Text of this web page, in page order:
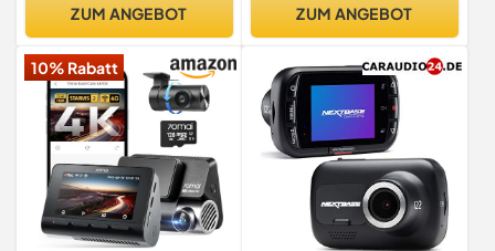
ZUM ANGEBOT ZUM ANGEBOT
10% Rabatt